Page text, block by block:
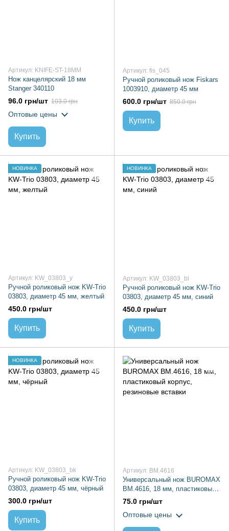
Артикул: KNIFE-ST-18MM
Нож канцелярский 18 мм
Stanger 340110
96.0 грн/шт 103.0 грн
Оптовые цены
Купить
Артикул: fis_045
Ручной роликовый нож Fiskars
1003910, диаметр 45 мм
600.0 грн/шт 850.0 грн
Купить
НОВИНКА
Артикул: KW_03803_y
Ручной роликовый нож KW-Trio
03803, диаметр 45 мм, желтый
450.0 грн/шт
Купить
НОВИНКА
Артикул: KW_03803_bl
Ручной роликовый нож KW-Trio
03803, диаметр 45 мм, синий
450.0 грн/шт
Купить
НОВИНКА
Артикул: KW_03803_bk
Ручной роликовый нож KW-Trio
03803, диаметр 45 мм, чёрный
300.0 грн/шт
Купить
Артикул: BM.4616
Универсальный нож BUROMAX
BM.4616, 18 мм, пластиковый
корпус, резиновые вставки
75.0 грн/шт
Оптовые цены